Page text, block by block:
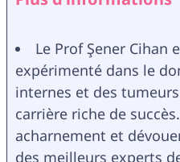
Le Prof Şener Cihan
expérimenté dans le
internes et des
carrière riche de
acharnement et
des meilleurs experts